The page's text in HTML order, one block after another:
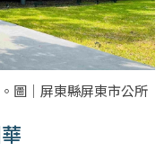
圖｜屏東縣屏東市公所